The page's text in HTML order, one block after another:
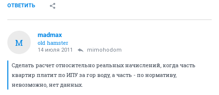
ОТВЕТИТЬ
M
madmax
old hamster
14 июля 2011 mimohodom
Сделать расчет относительно реальных начислений, когда часть
квартир платит по ИПУ за гор воду, а часть - по нормативу,
невозможно, нет данных.